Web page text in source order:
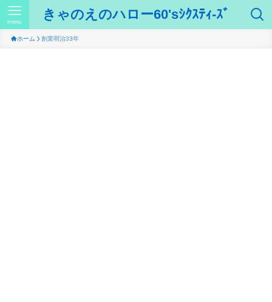
きゃのえのハロー60'sｼｸｽﾃｨ-ｽﾞ
menu
ホーム 創業明治33年